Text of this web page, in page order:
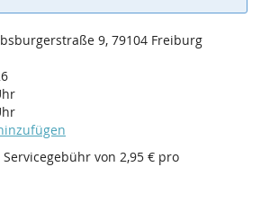
9, 79104 Freiburg
von 2,95 € pro